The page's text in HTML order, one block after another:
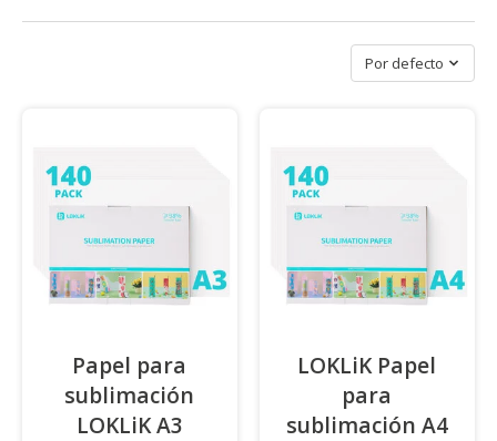
Ordenar por
Por defecto
Papel para
sublimación
LOKLiK A3
LOKLiK Papel
para
sublimación A4-